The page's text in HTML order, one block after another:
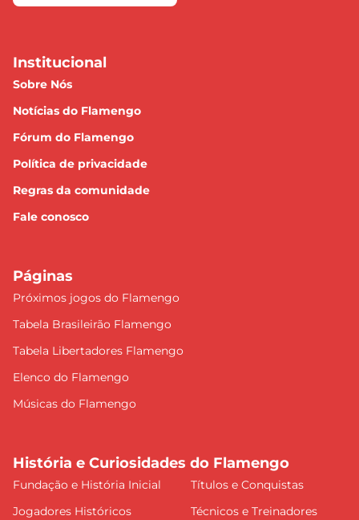
Institucional
Sobre Nós
Notícias do Flamengo
Fórum do Flamengo
Política de privacidade
Regras da comunidade
Fale conosco
Páginas
Próximos jogos do Flamengo
Tabela Brasileirão Flamengo
Tabela Libertadores Flamengo
Elenco do Flamengo
Músicas do Flamengo
História e Curiosidades do Flamengo
Fundação e História Inicial
Títulos e Conquistas
Jogadores Históricos
Técnicos e Treinadores